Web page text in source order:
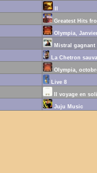
Greatest Hits
Olympia,
Mistral gagnant
La Chetron
Olympia,
Live 8
Il voyage en
Juju Music